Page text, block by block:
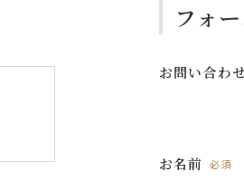
フォ
お問い合わ
お名前 必須